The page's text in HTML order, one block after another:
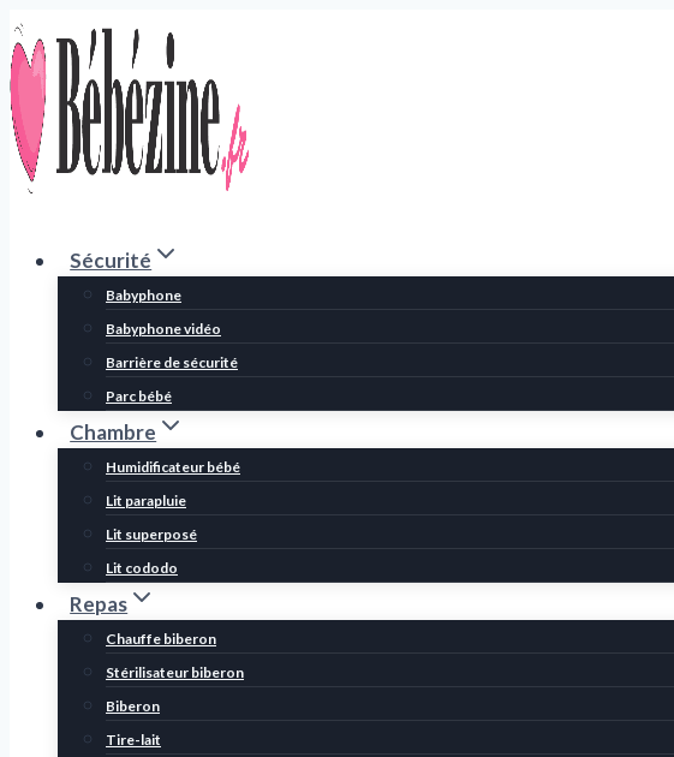
Aller
au
contenu
Sécurité
Babyphone
Babyphone vidéo
Barrière de sécurité
Parc bébé
Chambre
Humidificateur bébé
Lit parapluie
Lit superposé
Lit cododo
Repas
Chauffe biberon
Stérilisateur biberon
Biberon
Tire-lait